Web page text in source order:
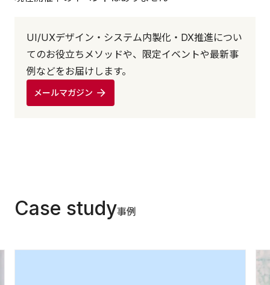
UI/UXデザイン・システム内製化・DX推進につい
てのお役立ちメソッドや、限定イベントや最新事
例などをお届けします。
メールマガジン
Case study事例